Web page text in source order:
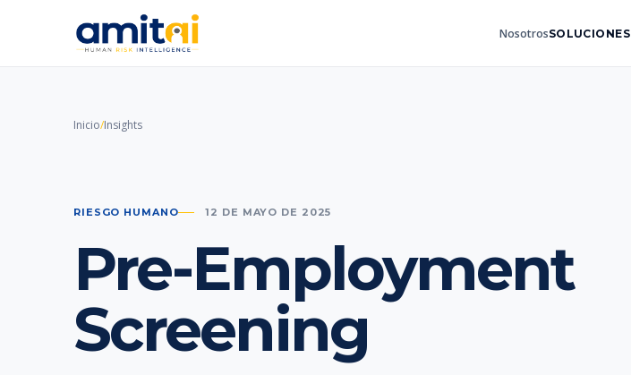
NosotrosSOLUCIONES
Inicio/Insights
RIESGO HUMANO 12 DE MAYO DE 2025
Pre-Employment
Screening